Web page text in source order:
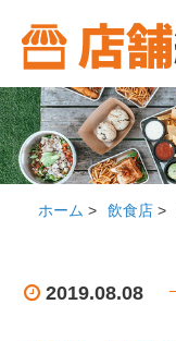
ホーム > 飲食店 >
2019.08.08